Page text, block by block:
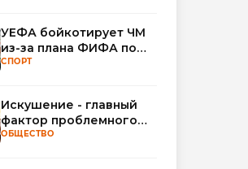
УЕФА бойкотирует ЧМ
из-за плана ФИФА по
привлечению частных
СПОРТ
Искушение - главный
фактор проблемного
использования
ОБЩЕСТВО